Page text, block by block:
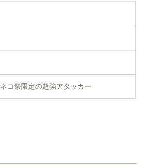
コ祭限定の超強アタッカー